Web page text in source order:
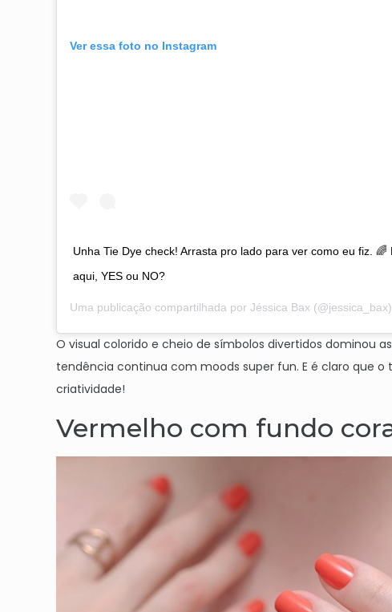
Ver essa foto no Instagram
Unha Tie Dye check! Arrasta pro lado para ver como eu fiz. 🌈
aqui, YES ou NO?
Uma publicação compartilhada porJéssica Bax
O visual colorido e cheio de símbolos divertidos dominou
tendência continua commoods super fun. E é claro que o
criatividade!
Vermelho com fundo